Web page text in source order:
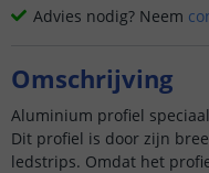
Advies nodig? Neem
Omschrijving
Aluminium profiel
Dit profiel is door zijn
ledstrips. Omdat het